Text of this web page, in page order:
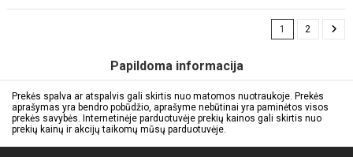
1 2
Papildoma informacija
Prekės spalva ar atspalvis gali skirtis nuo matomos nuotraukoje. Prekės
aprašymas yra bendro pobūdžio, aprašyme nebūtinai yra paminėtos visos
prekės savybės. Internetinėje parduotuvėje prekių kainos gali skirtis nuo
prekių kainų ir akcijų taikomų mūsų parduotuvėje.